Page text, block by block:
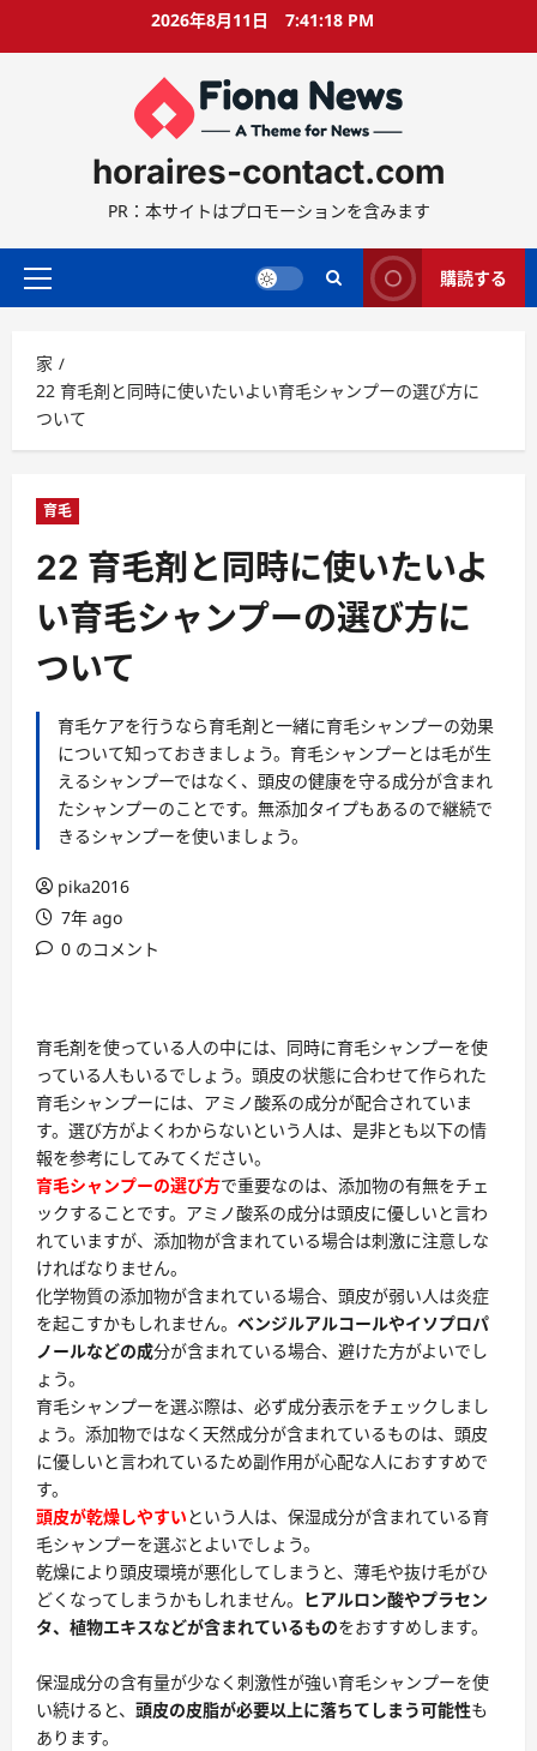
2026年8月11日 7:41:19 PM
horaires-contact.com
PR：本サイトはプロモーションを含みます
プ
マ
リ
ー
メ
ュ
購読する
家
22 育毛剤と同時に使いたいよい育毛シャンプーの選び方に
ついて
育毛
22 育毛剤と同時に使いたいよ
い育毛シャンプーの選び方に
ついて
育毛ケアを行うなら育毛剤と一緒に育毛シャンプーの効果
について知っておきましょう。育毛シャンプーとは毛が生
えるシャンプーではなく、頭皮の健康を守る成分が含まれ
たシャンプーのことです。無添加タイプもあるので継続で
きるシャンプーを使いましょう。
pika2016
7年 ago
0 のコメント
育毛剤を使っている人の中には、同時に育毛シャンプーを使
っている人もいるでしょう。頭皮の状態に合わせて作られた
育毛シャンプーには、アミノ酸系の成分が配合されていま
す。選び方がよくわからないという人は、是非とも以下の情
報を参考にしてみてください。
育毛シャンプーの選び方で重要なのは、添加物の有無をチェ
ックすることです。アミノ酸系の成分は頭皮に優しいと言わ
れていますが、添加物が含まれている場合は刺激に注意しな
ければなりません。
化学物質の添加物が含まれている場合、頭皮が弱い人は炎症
を起こすかもしれません。 ベンジルアルコールやイソプロパ
ノールなどの成分が含まれている場合、避けた方がよいでし
ょう。
育毛シャンプーを選ぶ際は、 必ず成分表示をチェック しまし
ょう。添加物ではなく天然成分が含まれているものは、頭皮
に優しいと言われているため副作用が心配な人におすすめで
す。
頭皮が乾燥しやすい という人は、保湿成分が含まれている育
毛シャンプーを選ぶとよいでしょう。
乾燥により頭皮環境が悪化してしまうと、薄毛や抜け毛がひ
どくなってしまうかもしれません。 ヒアルロン酸やプラセン
タ、植物エキスなどが含まれているものをおすすめします。
保湿成分の含有量が少なく刺激性が強い育毛シャンプーを使
い続けると、 頭皮の皮脂が必要以上に落ちてしまう可能性も
あります。